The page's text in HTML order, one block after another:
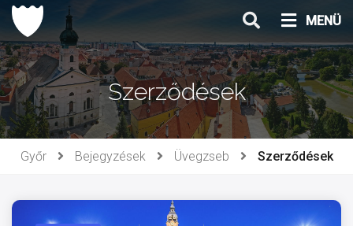
Ugrás
tartalomhoz
MENÜ
Szerződések
Győr Bejegyzések Üvegzseb Szerződések